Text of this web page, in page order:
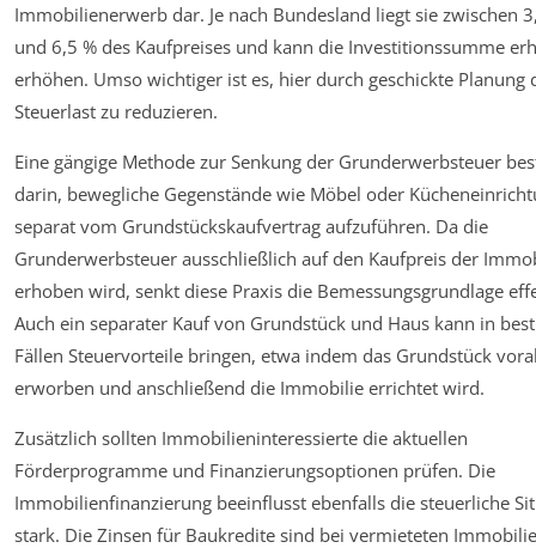
Immobilienerwerb dar. Je nach Bundesland liegt sie zwischen
und 6,5 % des Kaufpreises und kann die Investitionssumme
erhöhen. Umso wichtiger ist es, hier durch geschickte Planung
Steuerlast zu reduzieren.
Eine gängige Methode zur Senkung der Grunderwerbsteuer
darin, bewegliche Gegenstände wie Möbel oder
separat vom Grundstückskaufvertrag aufzuführen. Da die
Grunderwerbsteuer ausschließlich auf den Kaufpreis der
erhoben wird, senkt diese Praxis die Bemessungsgrundlage
Auch ein separater Kauf von Grundstück und Haus kann in
Fällen Steuervorteile bringen, etwa indem das Grundstück
erworben und anschließend die Immobilie errichtet wird.
Zusätzlich sollten Immobilieninteressierte die aktuellen
Förderprogramme und Finanzierungsoptionen prüfen. Die
Immobilienfinanzierung beeinflusst ebenfalls die steuerliche
stark. Die Zinsen für Baukredite sind bei vermieteten